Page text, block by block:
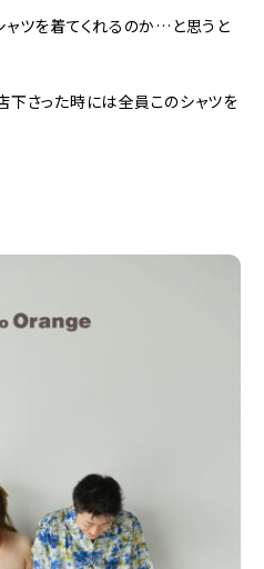
ツを着てくれるのか…と思うと
さった時には全員このシャツを